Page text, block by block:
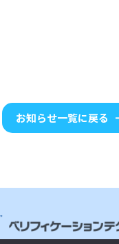
お知らせ一覧に戻る